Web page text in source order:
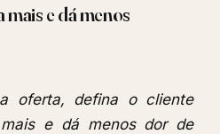
mais e dá menos
oferta, defina o cliente
e dá menos dor de